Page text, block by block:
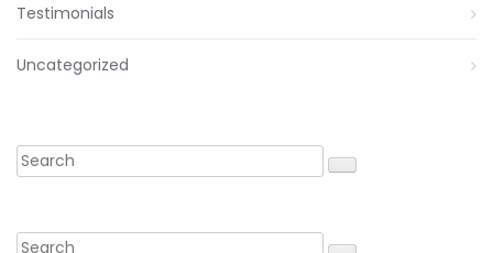
Testimonials
Uncategorized